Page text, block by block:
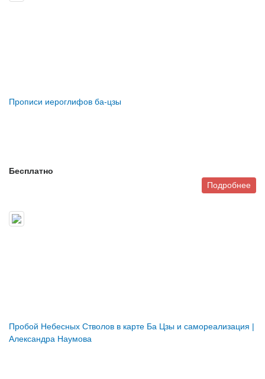
Прописи иероглифов ба-цзы
Бесплатно
Подробнее
Пробой Небесных Стволов в карте Ба Цзы и самореализация |
Александра Наумова